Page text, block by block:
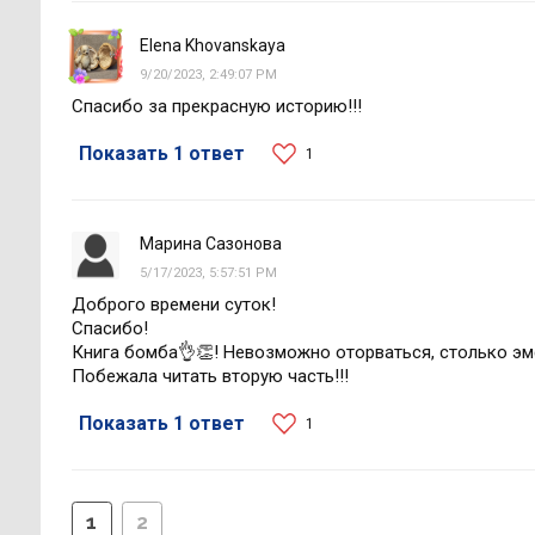
Elena Khovanskaya
9/20/2023, 2:49:07 PM
Спасибо за прекрасную историю!!!
Показать 1 ответ 1
Марина Сазонова
5/17/2023, 5:57:51 PM
Доброго времени суток!
Спасибо!
Книга бомба👌👏! Невозможно оторваться, столько
Побежала читать вторую часть!!!
Показать 1 ответ 1
1 2